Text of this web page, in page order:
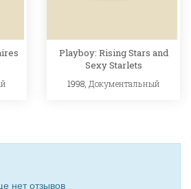
Playboy: Rising Stars and
Sexy Starlets
1998, Документальный
нет отзывов